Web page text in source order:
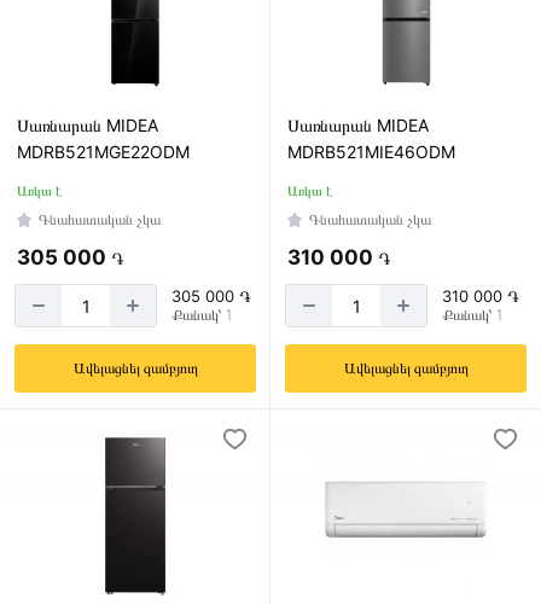
Սառնարան MIDEA
MDRB521MGE22ODM
Առկա է
Գնահատական չկա
305 000 ֏
305 000 ֏
Քանակ՝ 1
Ավելացնել զամբյուղ
Սառնարան MIDEA
MDRB521MIE46ODM
Առկա է
Գնահատական չկա
310 000 ֏
310 000 ֏
Քանակ՝ 1
Ավելացնել զամբյուղ